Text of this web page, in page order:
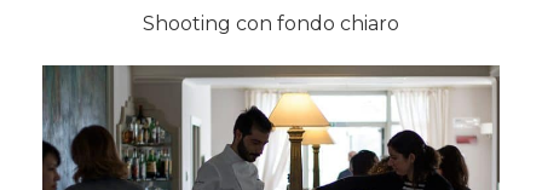
Shooting con fondo chiaro